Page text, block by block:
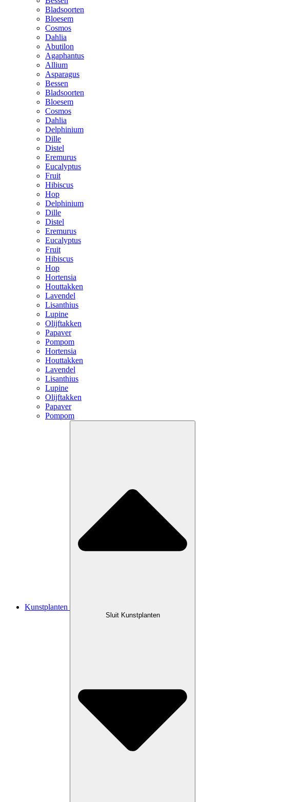
Bladsoorten
Bloesem
Cosmos
Dahlia
Abutilon
Agaphantus
Allium
Asparagus
Bessen
Bladsoorten
Bloesem
Cosmos
Dahlia
Delphinium
Dille
Distel
Eremurus
Eucalyptus
Fruit
Hibiscus
Hop
Delphinium
Dille
Distel
Eremurus
Eucalyptus
Fruit
Hibiscus
Hop
Hortensia
Houttakken
Lavendel
Lisanthius
Lupine
Olijftakken
Papaver
Pompom
Hortensia
Houttakken
Lavendel
Lisanthius
Lupine
Olijftakken
Papaver
Pompom
Kunstplanten
Sluit Kunstplanten